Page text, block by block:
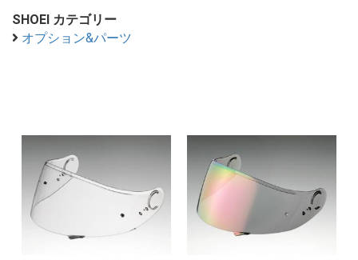
SHOEI カテゴリー
オプション&パーツ